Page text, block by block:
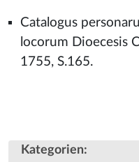
Catalogus
locorum Dioecesis
1755, S.165.
Kategorien: